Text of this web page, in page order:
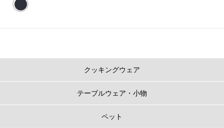
クッキングウェア
テーブルウェア・小物
ペット